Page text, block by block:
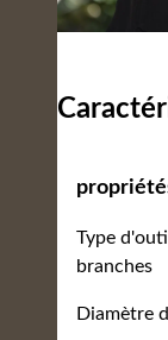
Type
branches
Diamètre